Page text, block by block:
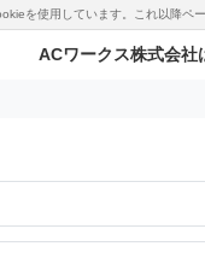
を使用しています。これ以降
ACワークス株式会社